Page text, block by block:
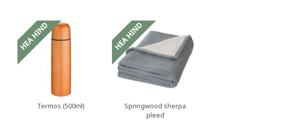
Termos (500ml)
Springwood sherpa
pleed